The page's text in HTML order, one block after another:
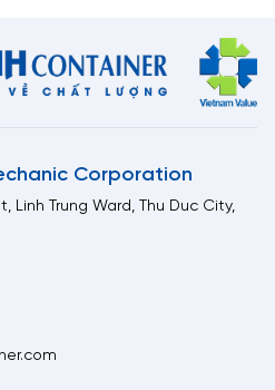
Corporation
Linh Trung Ward, Thu Duc City,